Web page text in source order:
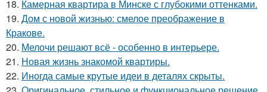
18. Камерная квартира в Минске с глубокими оттенками.
19. Дом с новой жизнью: смелое преображение в
Кракове.
20. Мелочи решают всё - особенно в интерьере.
21. Новая жизнь знакомой квартиры.
22. Иногда самые крутые идеи в деталях скрыты.